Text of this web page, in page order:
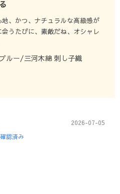
、かつ、ナチュラルな高級感が
うたびに、素敵だね、オシャレ
ルー/三河木綿 刺し子織
認済み
2026-07-05